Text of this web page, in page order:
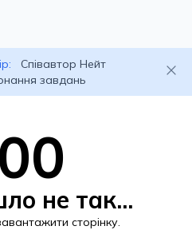
Співавтор Нейт
завдань
не так...
сторінку.